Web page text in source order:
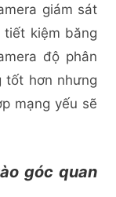
giám sát
kiệm băng
độ phân
tốt hơn nhưng
mạng yếu sẽ
góc quan